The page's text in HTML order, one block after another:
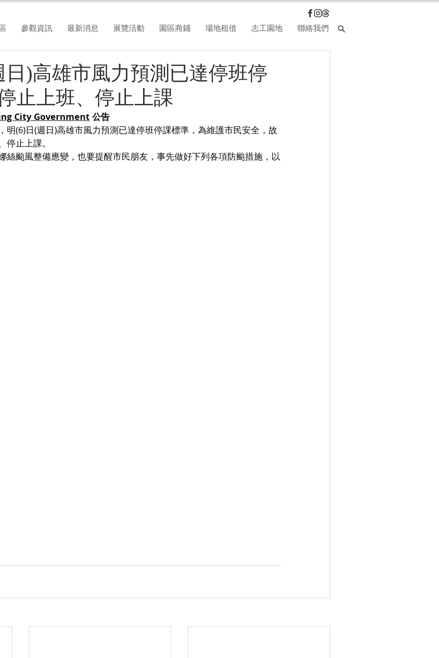
參觀資訊 最新消息 展覽活動 園區商鋪 場地租借 志工園地 聯絡我們
日)高雄市風力預測已達停班停
止上班、停止上課
City Government 公告
明(6)日(週日)高雄市風力預測已達停班停課標準，為維護市民安全，故
停止上課。
絲颱風整備應變，也要提醒市民朋友，事先做好下列各項防颱措施，以